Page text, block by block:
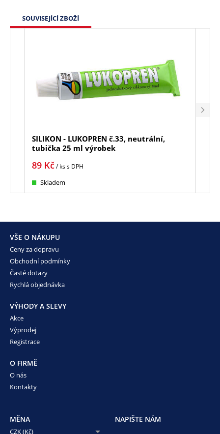
SOUVISEJÍCÍ ZBOŽÍ
SILIKON - LUKOPREN č.33, neutrální,
tubička 25 ml výrobek
89 Kč/ kss DPH
Skladem
VŠE O NÁKUPU
Ceny za dopravu
Obchodní podmínky
Časté dotazy
Rychlá objednávka
VÝHODY A SLEVY
Akce
Výprodej
Registrace
O FIRMĚ
O nás
Kontakty
MĚNA
CZK (Kč)
NAPIŠTE NÁM